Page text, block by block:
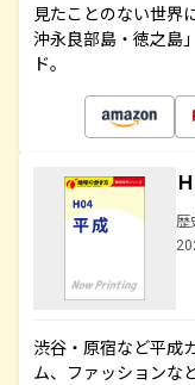
見たことのない世界
沖永良部島・徳之島
ド。
歴
渋谷・原宿など平成
ム、ファッションな